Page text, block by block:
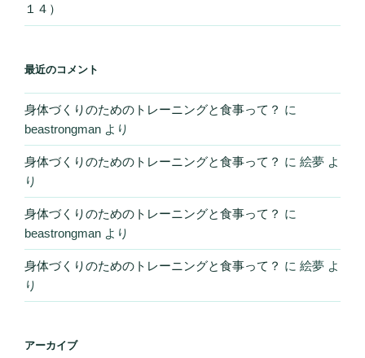
１４）
最近のコメント
身体づくりのためのトレーニングと食事って？ に
beastrongman より
身体づくりのためのトレーニングと食事って？ に 絵夢 よ
り
身体づくりのためのトレーニングと食事って？ に
beastrongman より
身体づくりのためのトレーニングと食事って？ に 絵夢 よ
り
アーカイブ